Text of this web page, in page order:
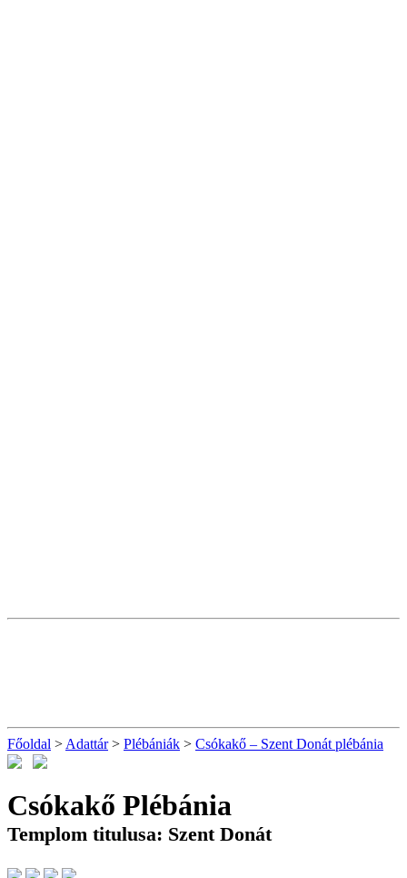
Főoldal > Adattár> Plébániák > Csókakő – Szent Donát plébánia
Csókakő Plébánia
Templom titulusa: Szent Donát